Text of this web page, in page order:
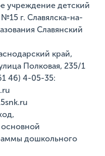
учреждение детский
г. Славялска-на-
Славянский
край,
Полковая, 235/1
46) 4-05-35:
основной
дошкольного